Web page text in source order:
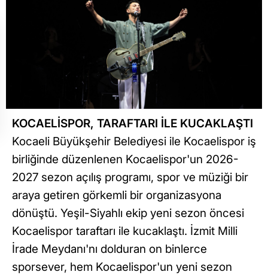
KOCAELİSPOR, TARAFTARI İLE KUCAKLAŞTI
Kocaeli Büyükşehir Belediyesi ile Kocaelispor iş
birliğinde düzenlenen Kocaelispor'un 2026-
2027 sezon açılış programı, spor ve müziği bir
araya getiren görkemli bir organizasyona
dönüştü. Yeşil-Siyahlı ekip yeni sezon öncesi
Kocaelispor taraftarı ile kucaklaştı. İzmit Milli
İrade Meydanı'nı dolduran on binlerce
sporsever, hem Kocaelispor'un yeni sezon